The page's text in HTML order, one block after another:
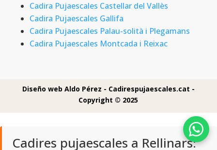
Cadira Pujaescales Castellar del Vallès
Cadira Pujaescales Gallifa
Cadira Pujaescales Palau-solità i Plegamans
Cadira Pujaescales Montcada i Reixac
Diseño web Aldo Pérez - Cadirespujaescales.cat -
Copyright © 2025
Cadires pujaescales a Rellinars: